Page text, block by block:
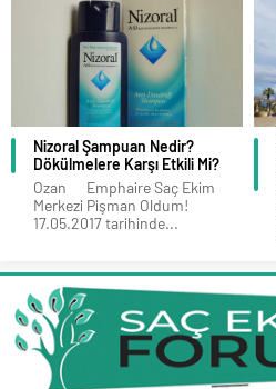
Nizoral Şampuan Nedir?
Dökülmelere Karşı Etkili Mi?
Ozan Emphaire Saç Ekim
Merkezi Pişman Oldum!
17.05.2017 tarihinde...